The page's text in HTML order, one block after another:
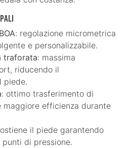
: regolazione micrometrica
e personalizzabile.
traforata: massima
riducendo il
piede.
: ottimo trasferimento di
maggiore efficienza durante
il piede garantendo
di pressione.